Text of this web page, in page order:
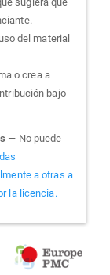
del material
o crea a
bajo
— No puede
a otras a
la licencia.